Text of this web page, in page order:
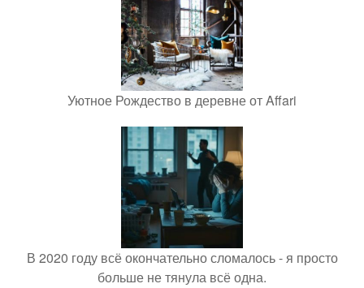
Уютное Рождество в деревне от Affari
В 2020 году всё окончательно сломалось - я просто
больше не тянула всё одна.